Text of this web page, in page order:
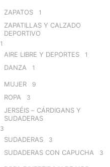
ZAPATOS 1
ZAPATILLAS Y CALZADO
DEPORTIVO
1
AIRE LIBRE Y DEPORTES 1
DANZA 1
MUJER 9
ROPA 3
JERSÉIS – CÁRDIGANS Y
SUDADERAS
3
SUDADERAS 3
SUDADERAS CON CAPUCHA 3